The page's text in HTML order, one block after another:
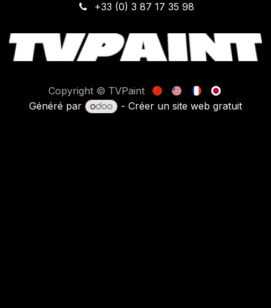
+33 (0) 3 87 17 35 98
Copyright © TVPaint
Généré par
- Créer un site web gratuit